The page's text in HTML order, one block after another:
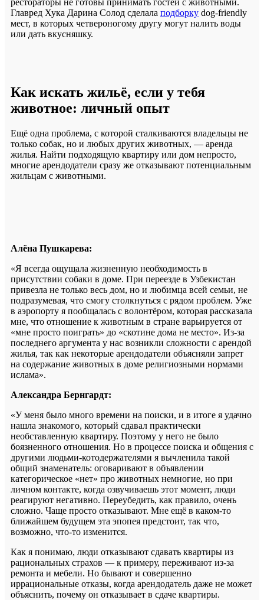
Главред Хука Дарина Солод сделала подборку dog-friendly
мест, в которых четвероногому другу могут налить воды
или дать вкусняшку.
Как искать жильё, если у тебя
животное: личный опыт
Ещё одна проблема, с которой сталкиваются владельцы не
только собак, но и любых других животных, — аренда
жилья. Найти подходящую квартиру или дом непросто,
многие арендодатели сразу же отказывают потенциальным
жильцам с животными.
Алёна Пушкарева:
«Я всегда ощущала жизненную необходимость в
присутствии собаки в доме. При переезде в Узбекистан
привезла не только весь дом, но и любимца всей семьи, не
подразумевая, что смогу столкнуться с рядом проблем. Уже
в аэропорту я пообщалась с волонтёром, которая рассказала
мне, что отношение к животным в стране варьируется от
«мне просто поиграть» до «скотине дома не место». Из-за
последнего аргумента у нас возникли сложности с арендой
жилья, так как некоторые арендодатели объясняли запрет
на содержание животных в доме религиозными нормами
ислама».
Александра Бернгардт:
«У меня было много времени на поиски, и в итоге я удачно
нашла знакомого, который сдавал практически
необставленную квартиру. Поэтому у него не было
боязненного отношения. Но в процессе поиска и общения с
другими людьми-котодержателями я вычленила такой
общий знаменатель: оговаривают в объявлении
категорическое «нет» про животных немногие, но при
личном контакте, когда озвучиваешь этот момент, люди
реагируют негативно. Переубедить, как правило, очень
сложно. Чаще просто отказывают. Мне ещё в каком-то
ближайшем будущем эта эпопея предстоит, так что,
возможно, что-то изменится.
Как я понимаю, люди отказывают сдавать квартиры из
рациональных страхов — к примеру, переживают из-за
ремонта и мебели. Но бывают и совершенно
иррациональные отказы, когда арендодатель даже не может
объяснить, почему он отказывает в сдаче квартиры.